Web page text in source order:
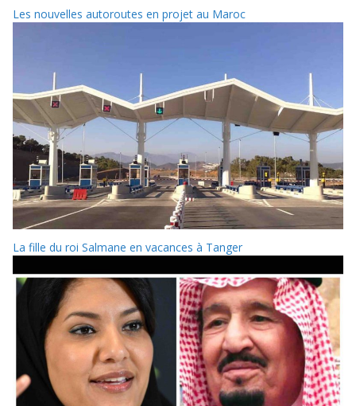
Les nouvelles autoroutes en projet au Maroc
La fille du roi Salmane en vacances à Tanger